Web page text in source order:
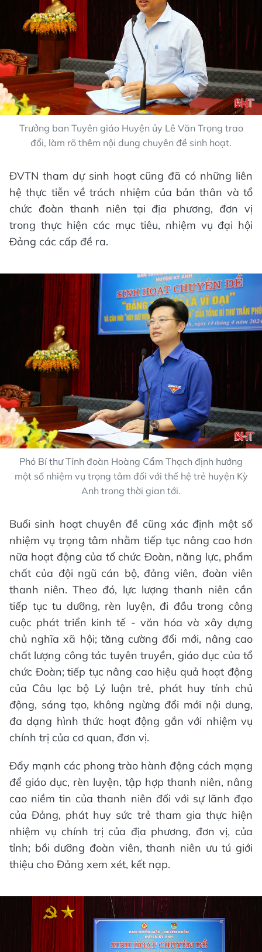
Trưởng ban Tuyên giáo Huyện ủy Lê Văn Trọng trao
đổi, làm rõ thêm nội dung chuyên đề sinh hoạt.
ĐVTN tham dự sinh hoạt cũng đã có những liên
hệ thực tiễn về trách nhiệm của bản thân và tổ
chức đoàn thanh niên tại địa phương, đơn vị
trong thực hiện các mục tiêu, nhiệm vụ đại hội
Đảng các cấp đề ra.
Phó Bí thư Tỉnh đoàn Hoàng Cẩm Thạch định hướng
một số nhiệm vụ trọng tâm đối với thế hệ trẻ huyện Kỳ
Anh trong thời gian tới.
Buổi sinh hoạt chuyên đề cũng xác định một số
nhiệm vụ trọng tâm nhằm tiếp tục nâng cao hơn
nữa hoạt động của tổ chức Đoàn, năng lực, phẩm
chất của đội ngũ cán bộ, đảng viên, đoàn viên
thanh niên. Theo đó, lực lượng thanh niên cần
tiếp tục tu dưỡng, rèn luyện, đi đầu trong công
cuộc phát triển kinh tế - văn hóa và xây dựng
chủ nghĩa xã hội; tăng cường đổi mới, nâng cao
chất lượng công tác tuyên truyền, giáo dục của tổ
chức Đoàn; tiếp tục nâng cao hiệu quả hoạt động
của Câu lạc bộ Lý luận trẻ, phát huy tính chủ
động, sáng tạo, không ngừng đổi mới nội dung,
đa dạng hình thức hoạt động gắn với nhiệm vụ
chính trị của cơ quan, đơn vị.
Đẩy mạnh các phong trào hành động cách mạng
để giáo dục, rèn luyện, tập hợp thanh niên, nâng
cao niềm tin của thanh niên đối với sự lãnh đạo
của Đảng, phát huy sức trẻ tham gia thực hiện
nhiệm vụ chính trị của địa phương, đơn vị, của
tỉnh; bồi dưỡng đoàn viên, thanh niên ưu tú giới
thiệu cho Đảng xem xét, kết nạp.